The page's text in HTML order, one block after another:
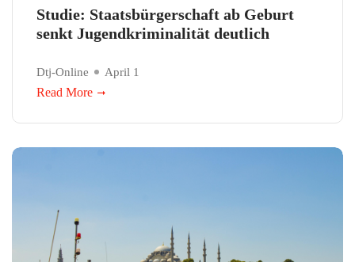
Studie: Staatsbürgerschaft ab Geburt
senkt Jugendkriminalität deutlich
Dtj-Online April 1
Read More